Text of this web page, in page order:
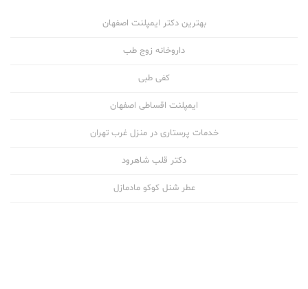
بهترین دکتر ایمپلنت اصفهان
داروخانه زوج طب
کفی طبی
ایمپلنت اقساطی اصفهان
خدمات پرستاری در منزل غرب تهران
دکتر قلب شاهرود
عطر شنل کوکو مادمازل